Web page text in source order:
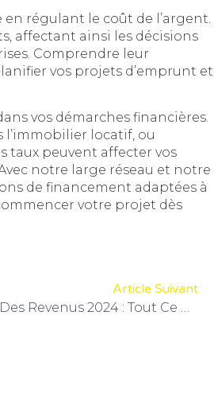
régulant le coût de l’argent.
affectant ainsi les décisions
Comprendre leur
vos projets d’emprunt et
vos démarches financières.
l’immobilier locatif, ou
taux peuvent affecter vos
notre large réseau et notre
de financement adaptées à
votre projet dès
Article Suivant
Déclaration Des Revenus 2024 : Tout Ce Que Vous Devez Savoir !